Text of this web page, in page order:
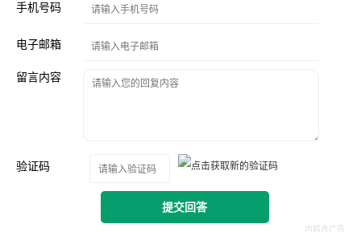
手机号码
电子邮箱
留言内容
验证码
提交回答